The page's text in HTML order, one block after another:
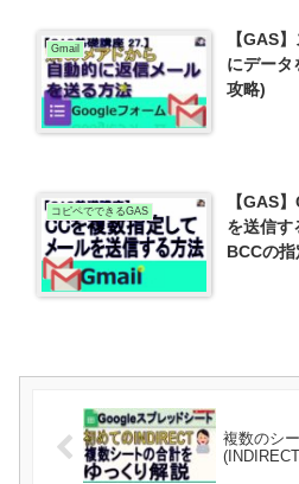
Gmail
【GAS
にデータ
攻略)
コピペでできるGAS
【GAS
を送信す
BCCの
複数のシ